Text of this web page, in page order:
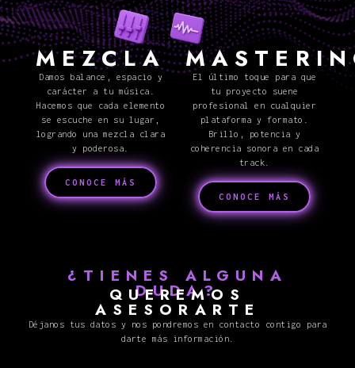
MEZCLA
Damos balance, espacio y
carácter a tu música.
Hacemos que cada elemento
se escuche en su lugar,
logrando una mezcla clara
y poderosa.
CONOCE MÁS
El último toque para que
tu proyecto suene
profesional en cualquier
plataforma y formato.
Brillo, potencia y
coherencia sonora en cada
track.
CONOCE MÁS
¿TIENES ALGUNA
DUDA?
QUEREMOS
ASESORARTE
Déjanos tus datos y nos pondremos en contacto contigo para
darte más información.